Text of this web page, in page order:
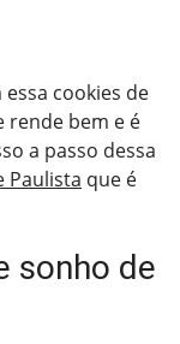
cookies de
rende bem e é
a passo dessa
Paulista que é
sonho de